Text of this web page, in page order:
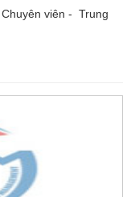
viên - Trung